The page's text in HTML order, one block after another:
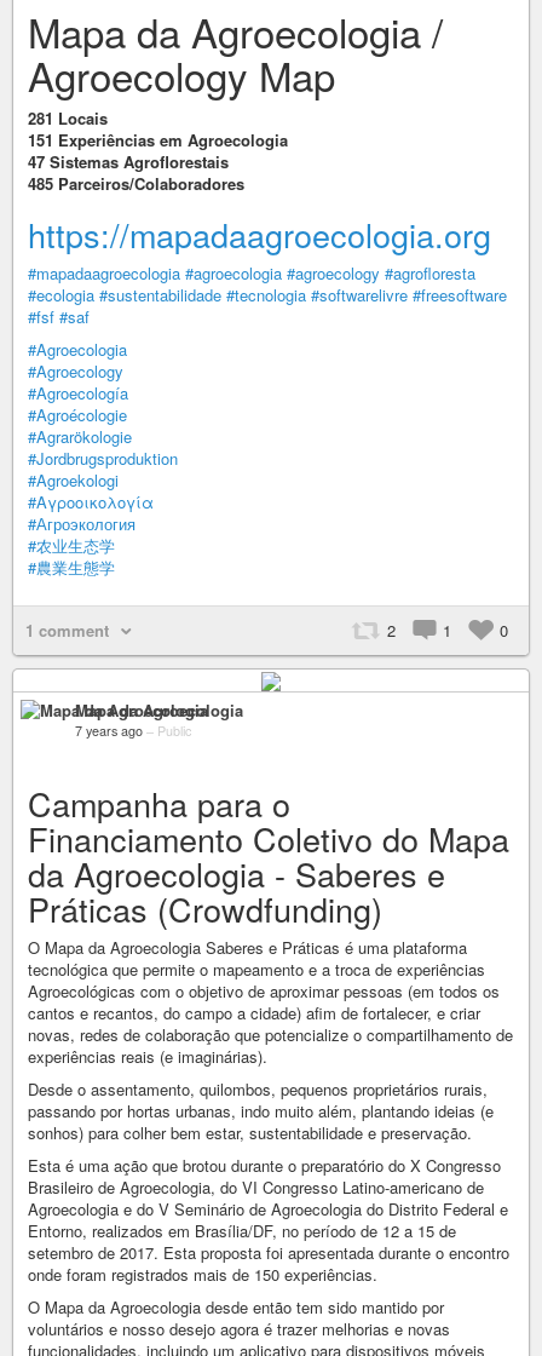
Mapa da Agroecologia /
Agroecology Map
281 Locais
151 Experiências em Agroecologia
47 Sistemas Agroflorestais
485 Parceiros/Colaboradores
https://mapadaagroecologia.org
#mapadaagroecologia #agroecologia #agroecology #agrofloresta
#ecologia #sustentabilidade #tecnologia #softwarelivre #freesoftware
#fsf #saf
#Agroecologia
#Agroecology
#Agroecología
#Agroécologie
#Agrarökologie
#Jordbrugsproduktion
#Agroekologi
#Αγροοικολογία
#Агроэкология
#农业生态学
#農業生態学
1 comment 2 1 0
Mapa da Agroecologia
7 years ago – Public
Campanha para o
Financiamento Coletivo do Mapa
da Agroecologia - Saberes e
Práticas (Crowdfunding)
O Mapa da Agroecologia Saberes e Práticas é uma plataforma
tecnológica que permite o mapeamento e a troca de experiências
Agroecológicas com o objetivo de aproximar pessoas (em todos os
cantos e recantos, do campo a cidade) afim de fortalecer, e criar
novas, redes de colaboração que potencialize o compartilhamento de
experiências reais (e imaginárias).
Desde o assentamento, quilombos, pequenos proprietários rurais,
passando por hortas urbanas, indo muito além, plantando ideias (e
sonhos) para colher bem estar, sustentabilidade e preservação.
Esta é uma ação que brotou durante o preparatório do X Congresso
Brasileiro de Agroecologia, do VI Congresso Latino-americano de
Agroecologia e do V Seminário de Agroecologia do Distrito Federal e
Entorno, realizados em Brasília/DF, no período de 12 a 15 de
setembro de 2017. Esta proposta foi apresentada durante o encontro
onde foram registrados mais de 150 experiências.
O Mapa da Agroecologia desde então tem sido mantido por
voluntários e nosso desejo agora é trazer melhorias e novas
funcionalidades, incluindo um aplicativo para dispositivos móveis